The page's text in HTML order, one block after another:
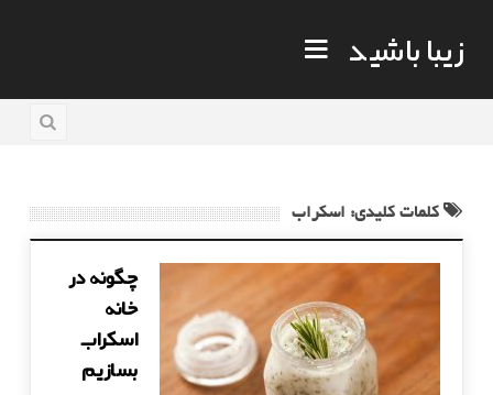
زیبا باشید
کلمات کلیدی: اسکراب
چگونه در
خانه
اسکراب
بسازیم